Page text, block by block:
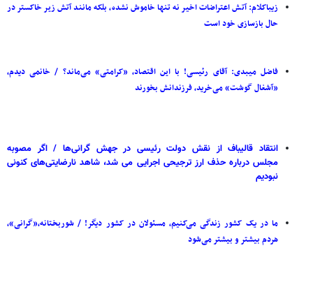
زیباکلام: آتش اعتراضات اخیر نه تنها خاموش نشده، بلکه مانند آتش زیر خاکستر در
حال بازسازی خود است
فاضل میبدی: آقای رئیسی! با این اقتصاد، «کرامتی» می‌ماند؟ / خانمی دیدم،
«آشغال گوشت» می‌خرید، فرزندانش بخورند
انتقاد قالیباف از نقش دولت رئیسی در جهش گرانی‌ها / اگر مصوبه
مجلس درباره حذف ارز ترجیحی اجرایی می شد، شاهد نارضایتی‌های کنونی
نبودیم
ما در یک کشور زندگی می‌کنیم، مسئولان در کشور دیگر! / شوربختانه،«گرانی»،
هردم بیشتر و بیشتر می‌شود